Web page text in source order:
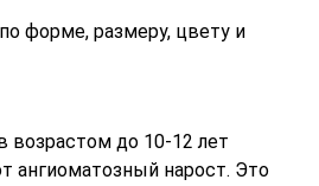
форме, размеру, цвету и
возрастом до 10-12 лет
ангиоматозный нарост. Это